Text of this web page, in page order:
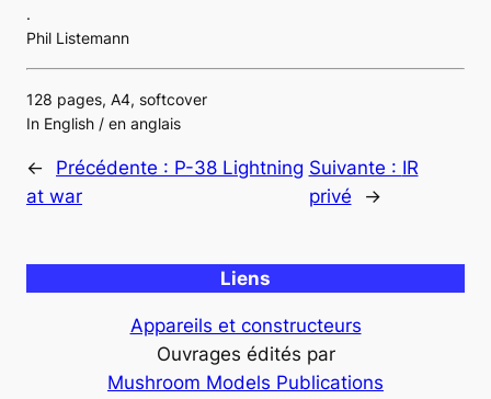
.
Phil Listemann
128 pages, A4, softcover
In English / en anglais
← Précédente : P-38 Lightning
at war
Suivante : IR
privé
→
Liens
Appareils et constructeurs
Ouvrages édités par
Mushroom Models Publications